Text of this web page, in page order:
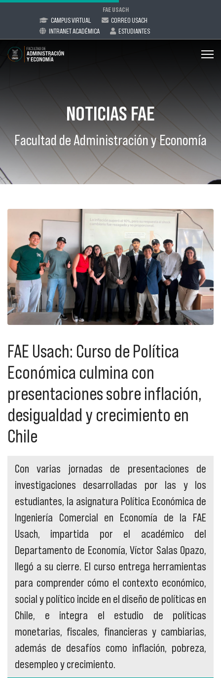
FAE USACH
CAMPUS VIRTUAL
CORREO USACH
INTRANET ACADÉMICA
ESTUDIANTES
NOTICIAS FAE
Facultad de Administración y Economía
FAE Usach: Curso de Política
Económica culmina con
presentaciones sobre inflación,
desigualdad y crecimiento en
Chile
Con varias jornadas de presentaciones de
investigaciones desarrolladas por las y los
estudiantes, la asignatura Política Económica de
Ingeniería Comercial en Economía de la FAE
Usach, impartida por el académico del
Departamento de Economía, Víctor Salas Opazo,
llegó a su cierre. El curso entrega herramientas
para comprender cómo el contexto económico,
social y político incide en el diseño de políticas en
Chile, e integra el estudio de políticas
monetarias, fiscales, financieras y cambiarias,
además de desafíos como inflación, pobreza,
desempleo y crecimiento.